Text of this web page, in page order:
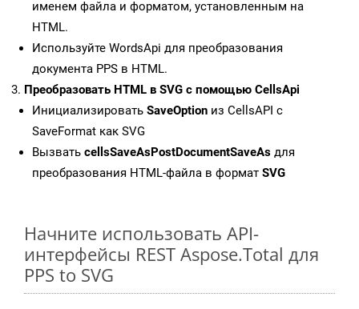
именем файла и форматом, установленным на
HTML.
Используйте WordsApi для преобразования
документа PPS в HTML.
Преобразовать HTML в SVG с помощью CellsApi
Инициализировать SaveOption из CellsAPI с
SaveFormat как SVG
Вызвать cellsSaveAsPostDocumentSaveAs для
преобразования HTML-файла в формат SVG
Начните использовать API-
интерфейсы REST Aspose.Total для
PPS to SVG